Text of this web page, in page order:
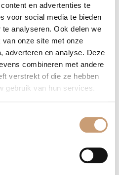
en advertenties te
voor social media te bieden
analyseren. Ook delen we
onze site met onze
adverteren en analyse. Deze
combineren met andere
verstrekt of die ze hebben
gebruik van hun services.
OF HERSTOFFERING